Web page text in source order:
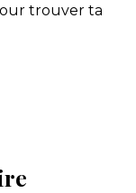
trouver ta